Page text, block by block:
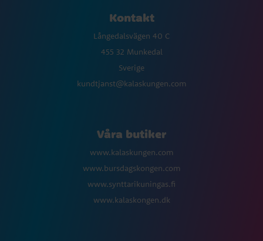
Kontakt
Långedalsvägen 40 C
455 32 Munkedal
Sverige
kundtjanst@kalaskungen.com
Våra butiker
www.kalaskungen.com
www.bursdagskongen.com
www.synttarikuningas.fi
www.kalaskongen.dk